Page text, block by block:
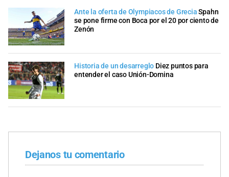
Ante la oferta de Olympiacos de Grecia Spahn
se pone firme con Boca por el 20 por ciento de
Zenón
Historia de un desarreglo Diez puntos para
entender el caso Unión-Domina
Dejanos tu comentario